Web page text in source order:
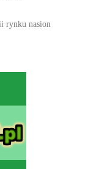
rynku nasion